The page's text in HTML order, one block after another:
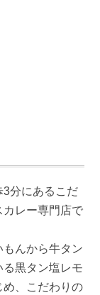
3分にあるこだ
カレー専門店で
んから牛タン
る黒タン塩レモ
め、こだわりの